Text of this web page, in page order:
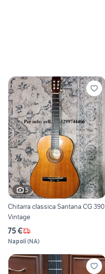
5
Chitarra classica Santana CG 390
Vintage
75 €
Napoli(NA)